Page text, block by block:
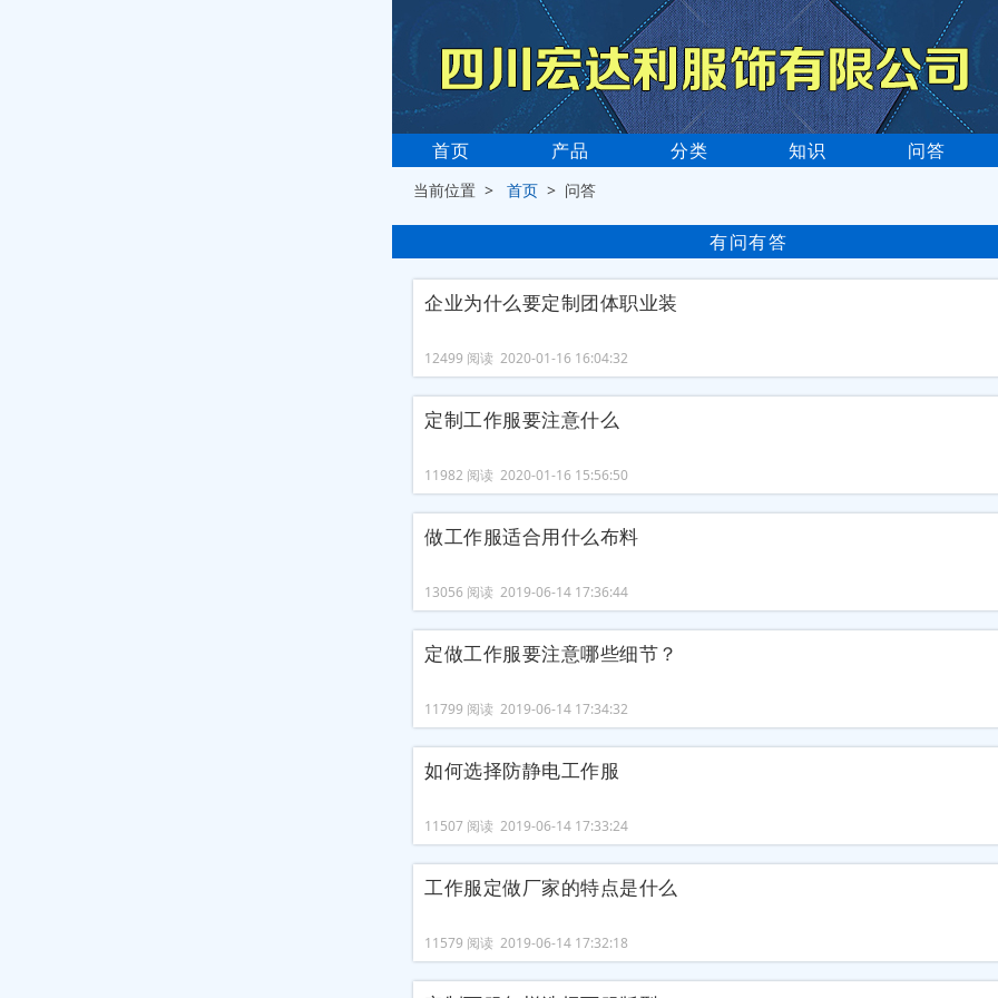
首页 产品 分类 知识 问答
当前位置 >首页 > 问答
有问有答
企业为什么要定制团体职业装
12499 阅读 2020-01-16 16:04:32
定制工作服要注意什么
11982 阅读 2020-01-16 15:56:50
做工作服适合用什么布料
13056 阅读 2019-06-14 17:36:44
定做工作服要注意哪些细节？
11799 阅读 2019-06-14 17:34:32
如何选择防静电工作服
11507 阅读 2019-06-14 17:33:24
工作服定做厂家的特点是什么
11579 阅读 2019-06-14 17:32:18